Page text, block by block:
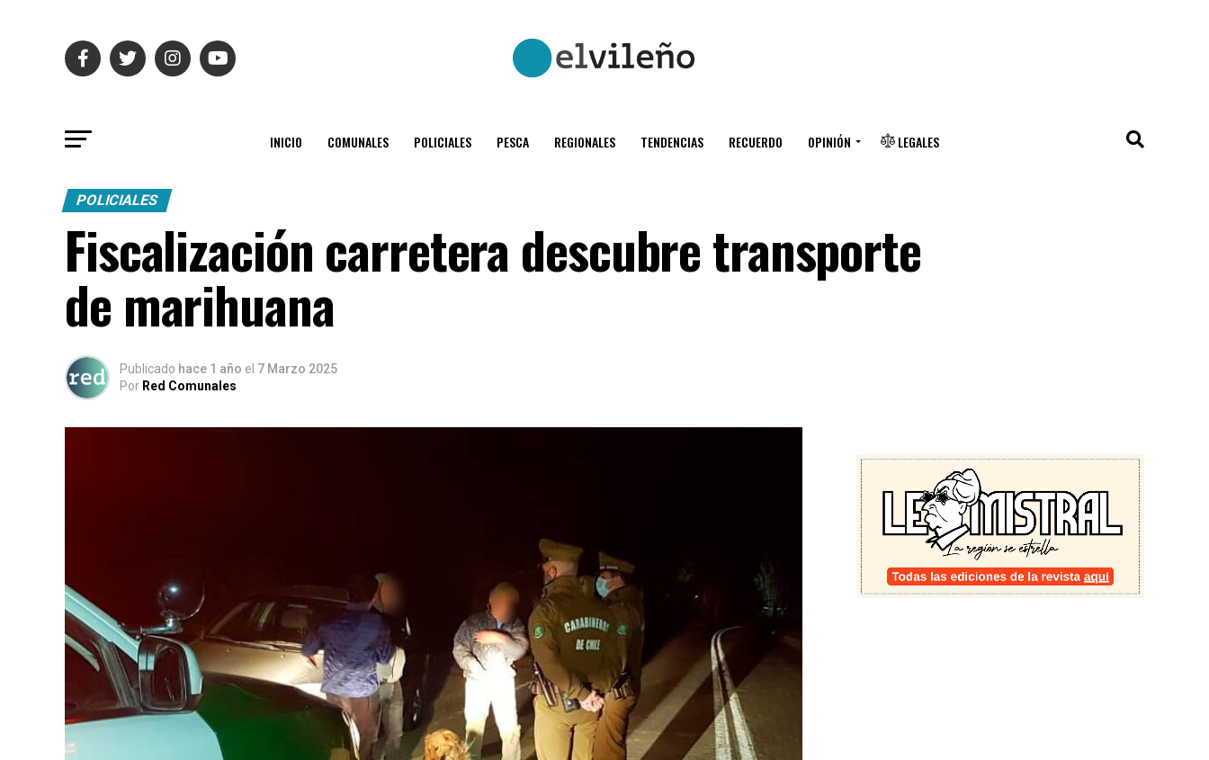
INICIO COMUNALES POLICIALES PESCA REGIONALES TENDENCIAS RECUERDO OPINIÓN LEGALES
POLICIALES
Fiscalización carretera descubre transporte
de marihuana
Publicado hace 1 año el 7 Marzo 2025
Por Red Comunales